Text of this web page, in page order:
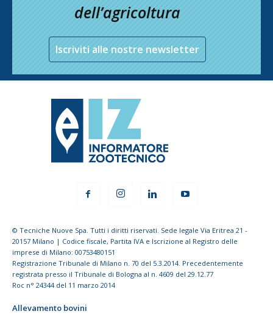
dell’agricoltura
Iscriviti alle nostre newsletter
© Tecniche Nuove Spa. Tutti i diritti riservati. Sede legale Via Eritrea 21 -
20157 Milano | Codice fiscale, Partita IVA e Iscrizione al Registro delle
imprese di Milano: 00753480151
Registrazione Tribunale di Milano n. 70 del 5.3.2014. Precedentemente
registrata presso il Tribunale di Bologna al n. 4609 del 29.12.77
Roc n° 24344 del 11 marzo 2014
Allevamento bovini